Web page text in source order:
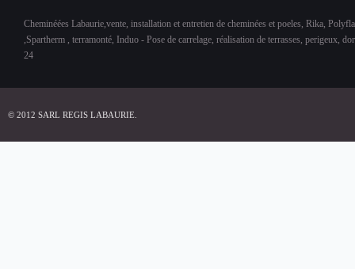
Cheminéées Labaurie,vente, installation et entretien de cheminées et poeles, Rika,
,Spartherm , terramonté, Induo - Pose de carrelage, réalisation de terrasses, perigeux,
24
© 2012 SARL REGIS LABAURIE.